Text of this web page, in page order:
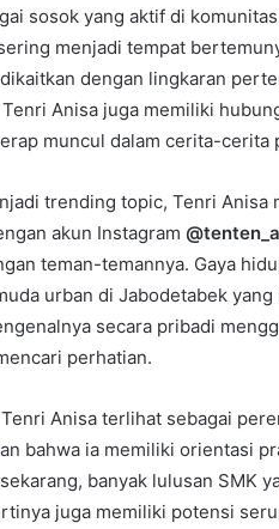
sosok yang aktif di
menjadi tempat
dengan lingkaran
Anisa juga memiliki
muncul dalam cerita-
trending topic, Tenri
akun Instagram
teman-temannya. Gaya
urban di Jabodetabek
secara pribadi
perhatian.
Anisa terlihat sebagai
bahwa ia memiliki orientasi
banyak lulusan SMK
juga memiliki potensi